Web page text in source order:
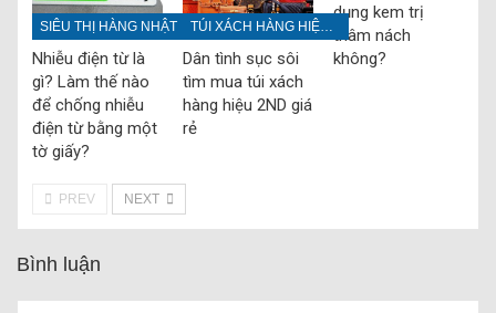
SIÊU THỊ HÀNG NHẬT
Nhiễu điện từ là
gì? Làm thế nào
để chống nhiễu
điện từ bằng một
tờ giấy?
TÚI XÁCH HÀNG HIỆU CŨ
Dân tình sục sôi
tìm mua túi xách
hàng hiệu 2ND giá
rẻ
dụng kem trị
thâm nách
không?
PREV NEXT
Bình luận